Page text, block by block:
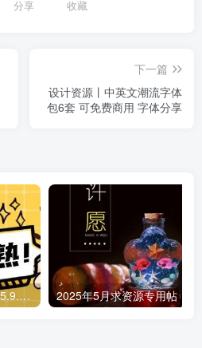
分享 收藏
下一篇
设计资源丨中英文潮流字体
包6套 可免费商用 字体分享
吃瓜合集&每日新闻丨2025.9.5 日更新（作者失业期间随缘更新） 2025年5月求资源专用帖